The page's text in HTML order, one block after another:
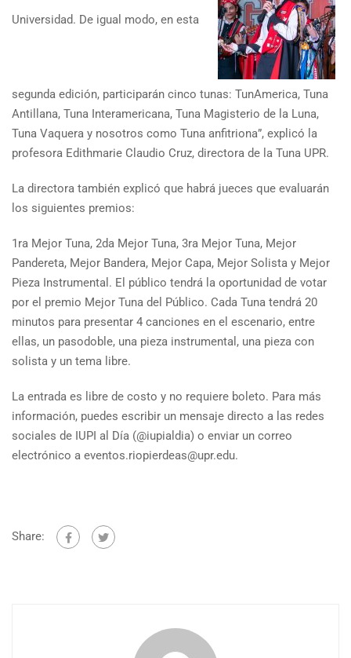
Universidad. De igual modo, en esta
segunda edición, participarán cinco tunas: TunAmerica, Tuna
Antillana, Tuna Interamericana, Tuna Magisterio de la Luna,
Tuna Vaquera y nosotros como Tuna anfitriona”, explicó la
profesora Edithmarie Claudio Cruz, directora de la Tuna UPR.
La directora también explicó que habrá jueces que evaluarán
los siguientes premios:
1ra Mejor Tuna, 2da Mejor Tuna, 3ra Mejor Tuna, Mejor
Pandereta, Mejor Bandera, Mejor Capa, Mejor Solista y Mejor
Pieza Instrumental. El público tendrá la oportunidad de votar
por el premio Mejor Tuna del Público. Cada Tuna tendrá 20
minutos para presentar 4 canciones en el escenario, entre
ellas, un pasodoble, una pieza instrumental, una pieza con
solista y un tema libre.
La entrada es libre de costo y no requiere boleto. Para más
información, puedes escribir un mensaje directo a las redes
sociales de IUPI al Día (@iupialdia) o enviar un correo
electrónico a eventos.riopierdeas@upr.edu.
Share: